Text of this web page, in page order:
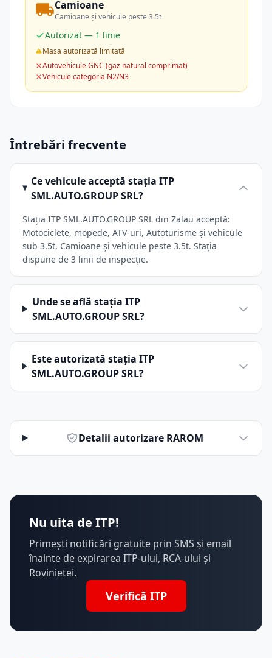
Camioane
Camioane și vehicule peste 3.5t
Autorizat — 1 linie
Masa autorizată limitată
Autovehicule GNC (gaz natural comprimat)
Vehicule categoria N2/N3
Întrebări frecvente
Ce vehicule acceptă stația ITP
SML.AUTO.GROUP SRL?
Stația ITP SML.AUTO.GROUP SRL din Zalau acceptă:
Motociclete, mopede, ATV-uri, Autoturisme și vehicule
sub 3.5t, Camioane și vehicule peste 3.5t. Stația
dispune de 3 linii de inspecție.
Unde se află stația ITP
SML.AUTO.GROUP SRL?
Este autorizată stația ITP
SML.AUTO.GROUP SRL?
Detalii autorizare RAROM
Nu uita de ITP!
Primești notificări gratuite prin SMS și email
înainte de expirarea ITP-ului, RCA-ului și
Rovinietei.
Verifică ITP